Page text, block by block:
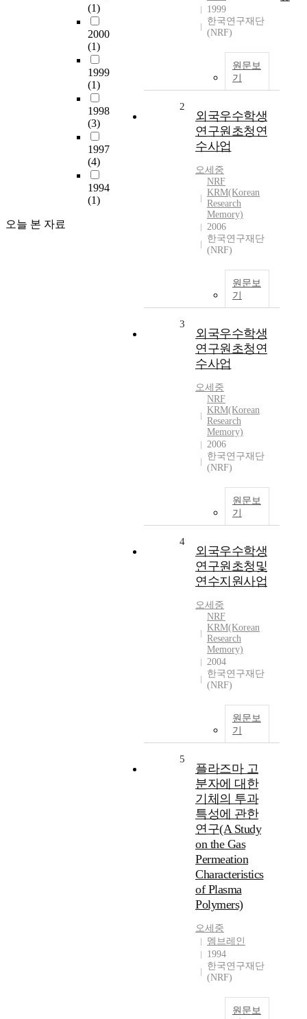
(1)
2000
(1)
1999
(1)
1998
(3)
1997
(4)
1994
(1)
오늘 본 자료
1999
한국연구재단
(NRF)
원문보
기
2
외국우수학생
연구원초청연
수사업
오세중
NRF
KRM(Korean
Research
Memory)
2006
한국연구재단
(NRF)
원문보
기
3
외국우수학생
연구원초청연
수사업
오세중
NRF
KRM(Korean
Research
Memory)
2006
한국연구재단
(NRF)
원문보
기
4
외국우수학생
연구원초청및
연수지원사업
오세중
NRF
KRM(Korean
Research
Memory)
2004
한국연구재단
(NRF)
원문보
기
5
플라즈마 고
분자에 대한
기체의 투과
특성에 관한
연구(A Study
on the Gas
Permeation
Characteristics
of Plasma
Polymers)
오세중
멤브레인
1994
한국연구재단
(NRF)
원문보